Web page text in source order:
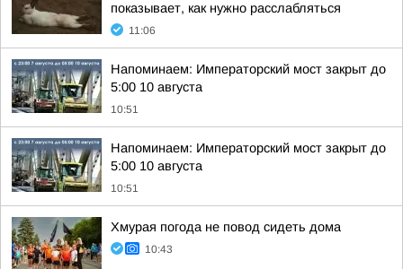
показывает, как нужно расслабляться
11:06
Напоминаем: Императорский мост закрыт до
5:00 10 августа
10:51
Напоминаем: Императорский мост закрыт до
5:00 10 августа
10:51
Хмурая погода не повод сидеть дома
10:43